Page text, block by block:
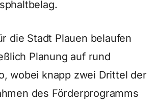
die Stadt Plauen belaufen
Planung auf rund
wobei knapp zwei Drittel der
des Förderprogramms